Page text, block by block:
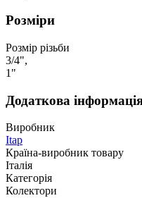
Розміри
Розмір різьби
3/4",
1"
Додаткова
Виробник
Itap
Країна-виробник товару
Італія
Категорія
Колектори